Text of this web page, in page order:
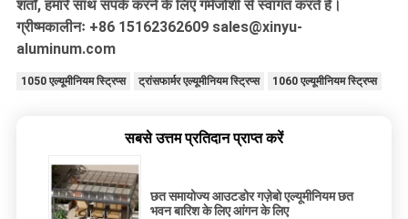
शर्तों, हमारे साथ संपर्क करने के लिए गर्मजोशी से स्वागत करते हैं।
ग्रीष्मकालीनः +86 15162362609 sales@xinyu-
aluminum.com
1050 एल्यूमीनियम स्ट्रिप्स ट्रांसफार्मर एल्यूमीनियम स्ट्रिप्स 1060 एल्यूमीनियम स्ट्रिप्स
सबसे उत्तम प्रतिदान प्राप्त करें
छत समायोज्य आउटडोर गज़ेबो एल्यूमीनियम छत
भवन बारिश के लिए आंगन के लिए